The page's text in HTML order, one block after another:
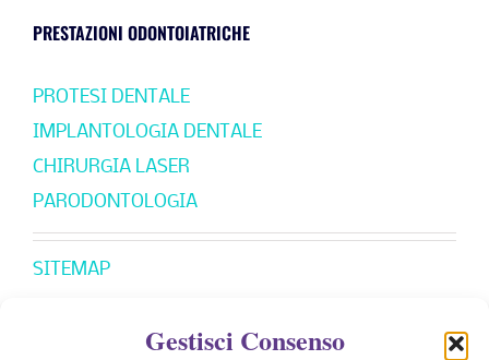
Gestisci Consenso
PRESTAZIONI ODONTOIATRICHE
PROTESI DENTALE
IMPLANTOLOGIA DENTALE
CHIRURGIA LASER
PARODONTOLOGIA
SITEMAP